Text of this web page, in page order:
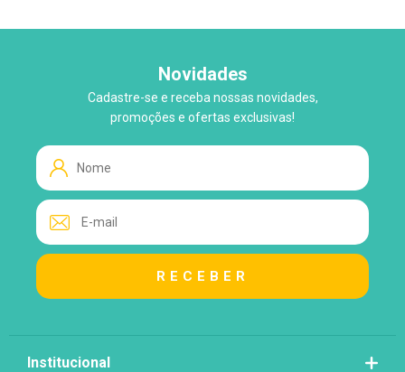
Novidades
Cadastre-se e receba nossas novidades,
promoções e ofertas exclusivas!
Institucional
WhatsApp
Tire suas Dúvidas!
Lo Loja